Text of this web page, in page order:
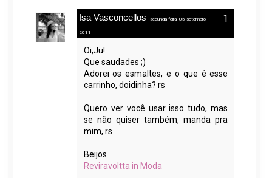
Isa Vasconcellos segunda-feira, 05 setembro,
2011
Oi,Ju!
Que saudades ;)
Adorei os esmaltes, e o que é esse
carrinho, doidinha? rs
Quero ver você usar isso tudo, mas
se não quiser também, manda pra
mim, rs
Beijos
Reviravoltta in Moda